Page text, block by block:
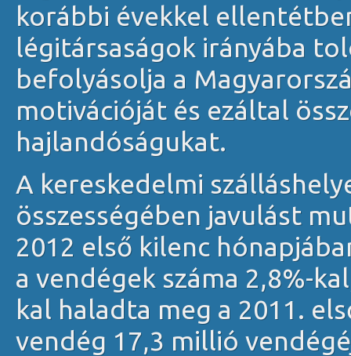
korábbi évekkel
légitársaságok irányába
befolyásolja a
motivációját és ezáltal
hajlandóságukat.
A kereskedelmi
összességében javulást
2012 első kilenc
a vendégek száma 2,8%-
kal haladta meg a 2011.
vendég 17,3 millió